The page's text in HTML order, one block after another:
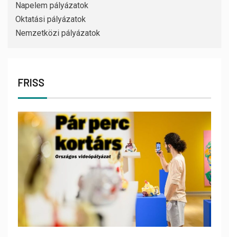
Napelem pályázatok
Oktatási pályázatok
Nemzetközi pályázatok
FRISS